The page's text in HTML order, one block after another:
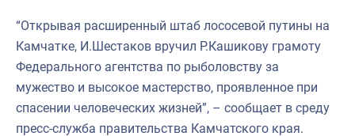
События в России и мире
“Открывая расширенный штаб лососевой путины на
Камчатке, И.Шестаков вручил Р.Кашикову грамоту
Федерального агентства по рыболовству за
мужество и высокое мастерство, проявленное при
спасении человеческих жизней”, – сообщает в среду
пресс-служба правительства Камчатского края.